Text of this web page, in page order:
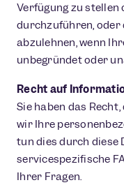
Verfügung zu stellen
durchzuführen, oder
abzulehnen, wenn
unbegründet oder
Recht auf
Sie haben das
wir Ihre
tun dies durch diese
servicespezifische
Ihrer Fragen.